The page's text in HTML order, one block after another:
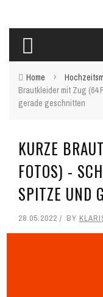
Home ›
Brautkleider mit Zug (64
gerade geschnitten
KURZE
FOTOS) -
SPITZE UND
28.05.2022 BY